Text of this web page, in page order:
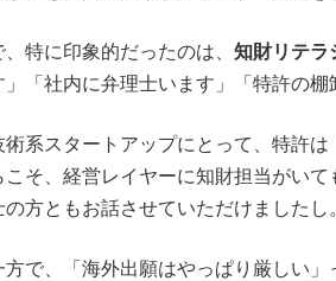
、特に印象的だったのは、 知財リテラ
」「社内に弁理士います」「特許の棚
術系スタートアップにとって、特許
こそ、経営レイヤーに知財担当がい
の方ともお話させていただけましたし
方で、「海外出願はやっぱり厳しい